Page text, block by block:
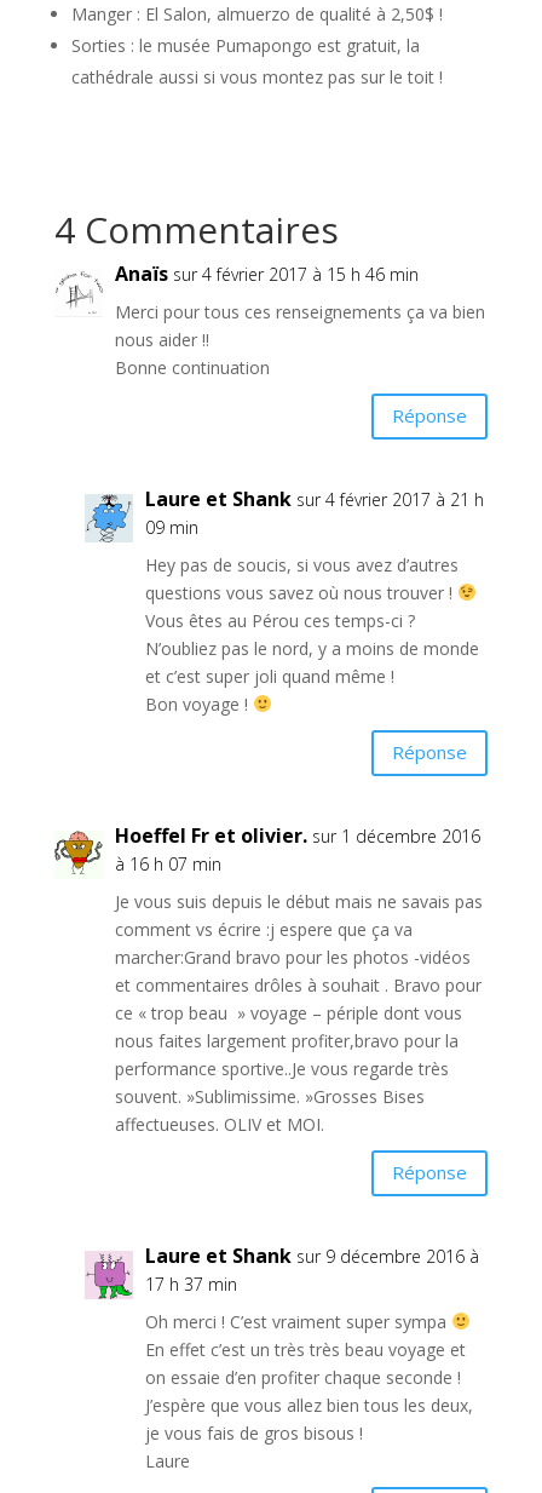
Manger : El Salon, almuerzo de qualité à 2,50$ !
Sorties : le musée Pumapongo est gratuit, la
cathédrale aussi si vous montez pas sur le toit !
4 Commentaires
Anaïs sur 4 février 2017 à 15 h 46 min
Merci pour tous ces renseignements ça va bien
nous aider !!
Bonne continuation
Réponse
Laure et Shank sur 4 février 2017 à 21 h
09 min
Hey pas de soucis, si vous avez d’autres
questions vous savez où nous trouver !
Vous êtes au Pérou ces temps-ci ?
N’oubliez pas le nord, y a moins de monde
et c’est super joli quand même !
Bon voyage !
Réponse
Hoeffel Fr et olivier. sur 1 décembre 2016
à 16 h 07 min
Je vous suis depuis le début mais ne savais pas
comment vs écrire :j espere que ça va
marcher:Grand bravo pour les photos -vidéos
et commentaires drôles à souhait . Bravo pour
ce « trop beau » voyage – périple dont vous
nous faites largement profiter,bravo pour la
performance sportive..Je vous regarde très
souvent. »Sublimissime. »Grosses Bises
affectueuses. OLIV et MOI.
Réponse
Laure et Shank sur 9 décembre 2016 à
17 h 37 min
Oh merci ! C’est vraiment super sympa
En effet c’est un très très beau voyage et
on essaie d’en profiter chaque seconde !
J’espère que vous allez bien tous les deux,
je vous fais de gros bisous !
Laure